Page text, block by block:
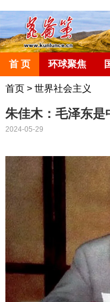
首 页 环球聚焦
首页> 世界社会主义
朱佳木：毛泽东
2024-05-29